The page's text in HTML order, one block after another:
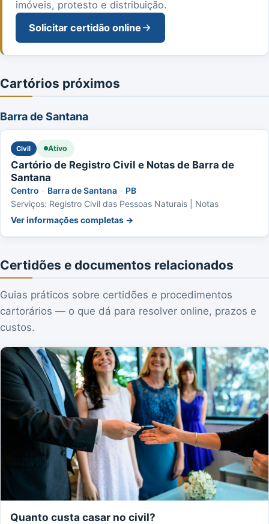
imóveis, protesto e distribuição.
Solicitar certidão online
Cartórios próximos
Barra de Santana
Civil Ativo
Cartório de Registro Civil e Notas de Barra de
Santana
Centro · Barra de Santana · PB
Serviços: Registro Civil das Pessoas Naturais | Notas
Ver informações completas →
Certidões e documentos relacionados
Guias práticos sobre certidões e procedimentos
cartorários — o que dá para resolver online, prazos e
custos.
Quanto custa casar no civil?